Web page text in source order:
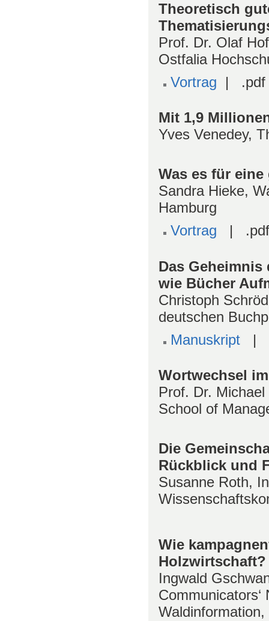
Theoretisch
Prof. Dr. Olaf
Ostfalia
Vortrag |
Mit 1,9
Yves Venedey,
Was es für
Sandra Hieke,
Hamburg
Vortrag |
Das Geheimnis
wie Bücher
Christoph
deutschen
Manuskript |
Wortwechsel
Prof. Dr.
School of
Die
Rückblick und
Susanne Roth,
Wie
Ingwald